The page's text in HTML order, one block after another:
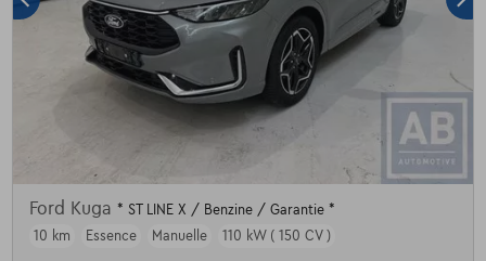
Ford Kuga * ST LINE X / Benzine / Garantie *
10 km
Essence Manuelle 110 kW ( 150 CV )